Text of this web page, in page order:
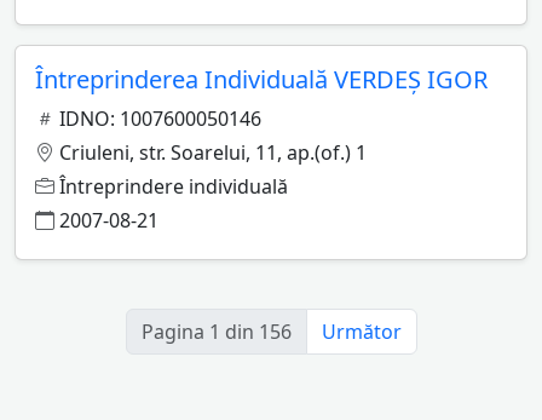
Întreprinderea Individuală VERDEŞ IGOR
IDNO: 1007600050146
Criuleni, str. Soarelui, 11, ap.(of.) 1
Întreprindere individuală
2007-08-21
Pagina 1 din 156 Următor